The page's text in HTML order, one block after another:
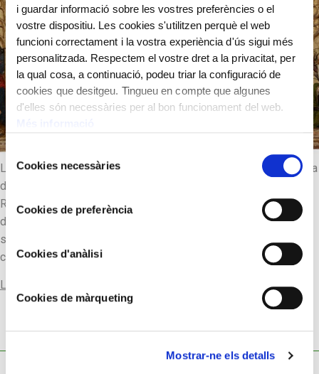
i guardar informació sobre les vostres preferències o el
vostre dispositiu. Les cookies s'utilitzen perquè el web
funcioni correctament i la vostra experiència d'ús sigui més
personalitzada. Respectem el vostre dret a la privacitat, per
la qual cosa, a continuació, podeu triar la configuració de
cookies que desitgeu. Tingueu en compte que algunes
d'elles són necessàries per al bon funcionament del web.
Selecció
de
consentiment
Cookies necessàries
Cookies de preferència
Cookies d'anàlisi
Cookies de màrqueting
Mostrar-ne els detalls
La predel·la del retaule de Sant Miquel de Prats està composta
de cinc taules amb escenes de la Passió de Crist.
Representació convencional de la part més propera a la mesa
de l’altar i al sagrari. Es refereixen als moments decisius que
són el prendiment de, Crist l’interrogatori davant Pilat, la
crucifixió de Crist, els […]
Llegir-ne més